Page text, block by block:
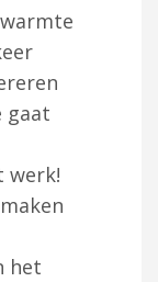
gaat
werk!
het